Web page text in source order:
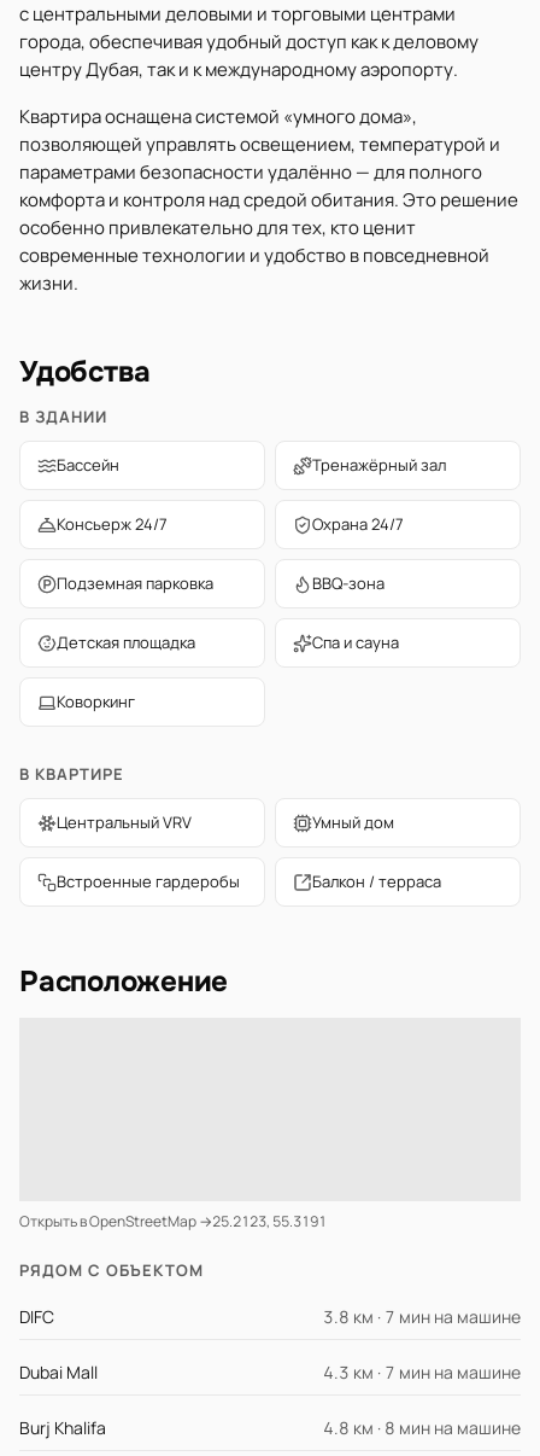
с центральными деловыми и торговыми центрами
города, обеспечивая удобный доступ как к деловому
центру Дубая, так и к международному аэропорту.
Квартира оснащена системой «умного дома»,
позволяющей управлять освещением, температурой и
параметрами безопасности удалённо — для полного
комфорта и контроля над средой обитания. Это решение
особенно привлекательно для тех, кто ценит
современные технологии и удобство в повседневной
жизни.
Удобства
В ЗДАНИИ
Бассейн Тренажёрный зал
Консьерж 24/7 Охрана 24/7
Подземная парковка BBQ-зона
Детская площадка Спа и сауна
Коворкинг
В КВАРТИРЕ
Центральный VRV Умный дом
Встроенные гардеробы Балкон / терраса
Расположение
Открыть в OpenStreetMap →25.2123, 55.3191
РЯДОМ С ОБЪЕКТОМ
DIFC 3.8 км · 7 мин на машине
Dubai Mall 4.3 км · 7 мин на машине
Burj Khalifa 4.8 км · 8 мин на машине